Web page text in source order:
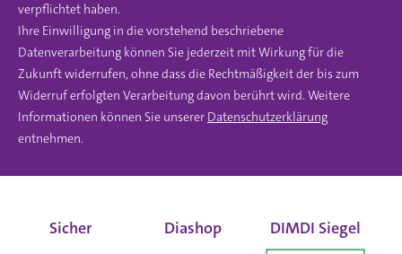
verpflichtet haben.
Ihre Einwilligung in die vorstehend beschriebene
Datenverarbeitung können Sie jederzeit mit Wirkung für die
Zukunft widerrufen, ohne dass die Rechtmäßigkeit der bis zum
Widerruf erfolgten Verarbeitung davon berührt wird. Weitere
Informationen können Sie unserer Datenschutzerklärung
entnehmen.
Sicher
Diashop
DIMDI Siegel